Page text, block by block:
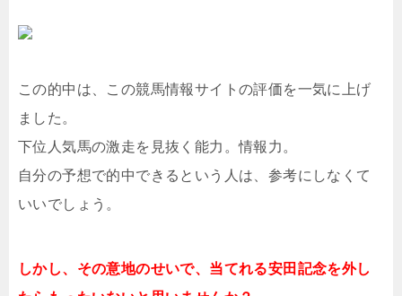
この的中は、この競馬情報サイトの評価を一気に上げ
ました。
下位人気馬の激走を見抜く能力。情報力。
自分の予想で的中できるという人は、参考にしなくて
いいでしょう。
しかし、その意地のせいで、当てれる安田記念を外し